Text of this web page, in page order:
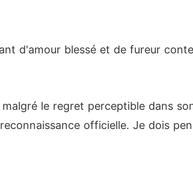
d'amour blessé et de fureur
le regret perceptible dans
officielle. Je dois